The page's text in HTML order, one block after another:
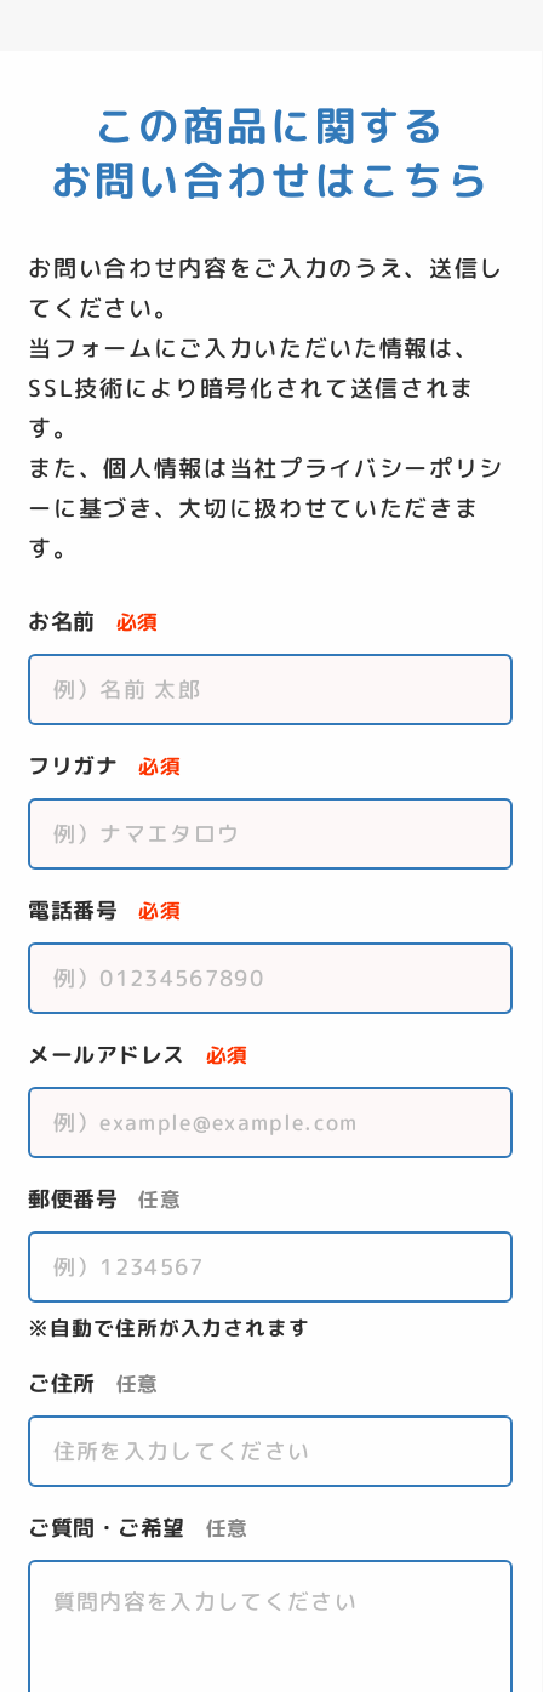
この商品に関する
お問い合わせはこちら
お問い合わせ内容をご入力のうえ、送信し
てください。
当フォームにご入力いただいた情報は、
SSL技術により暗号化されて送信されま
す。
また、個人情報は当社プライバシーポリシ
ーに基づき、大切に扱わせていただきま
す。
お名前 必須
フリガナ 必須
電話番号 必須
メールアドレス 必須
郵便番号 任意
自動で住所が入力されます
ご住所 任意
ご質問・ご希望 任意